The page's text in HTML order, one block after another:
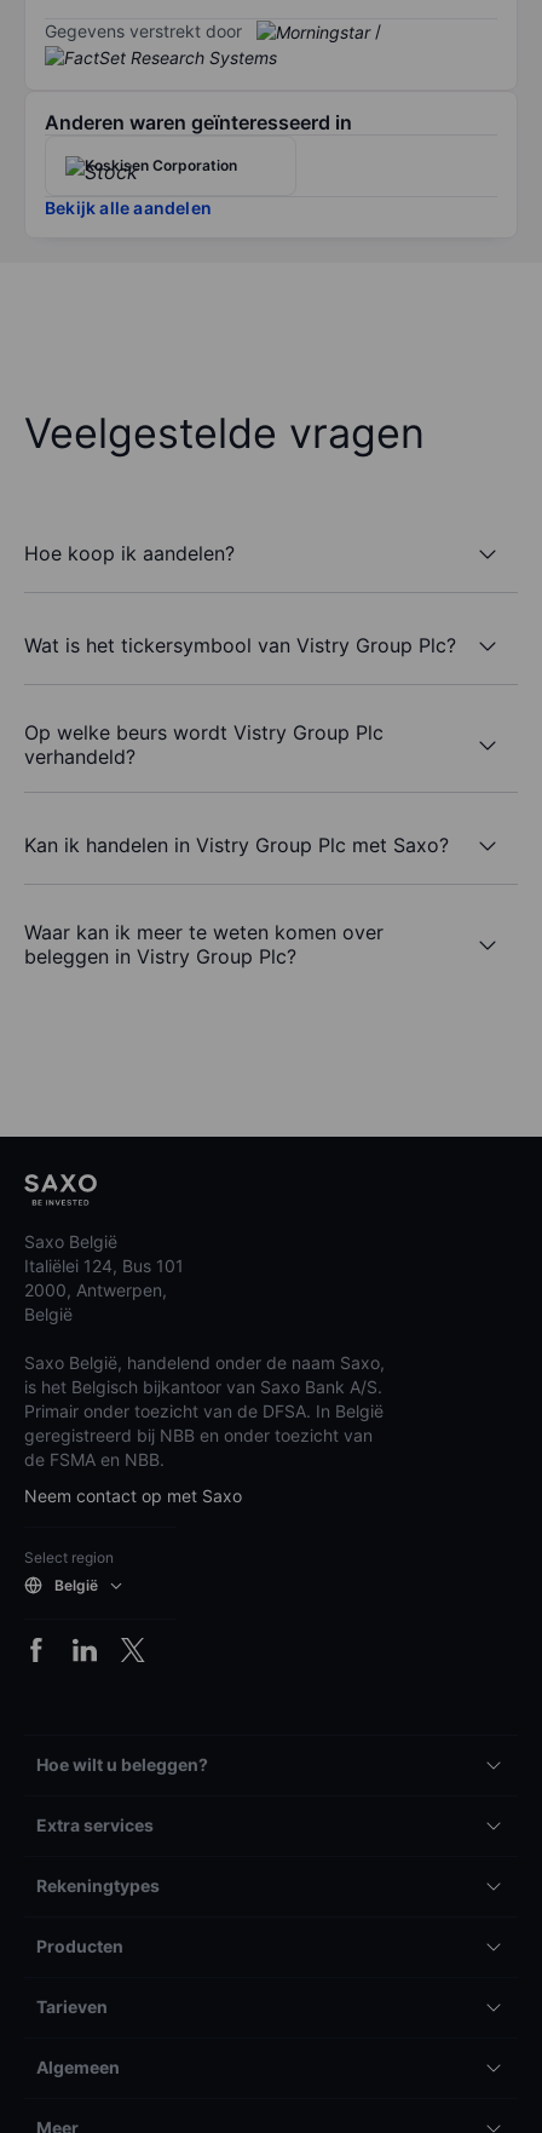
Gegevens verstrekt door /
Anderen waren geïnteresseerd in
Koskisen Corporation
Bekijk alle aandelen
Veelgestelde vragen
Hoe koop ik aandelen?
Wat is het tickersymbool van Vistry Group Plc?
Op welke beurs wordt Vistry Group Plc
verhandeld?
Kan ik handelen in Vistry Group Plc met Saxo?
Waar kan ik meer te weten komen over
beleggen in Vistry Group Plc?
Saxo België
Italiëlei 124, Bus 101
2000, Antwerpen,
België
Saxo België, handelend onder de naam Saxo,
is het Belgisch bijkantoor van Saxo Bank A/S.
Primair onder toezicht van de DFSA. In België
geregistreerd bij NBB en onder toezicht van
de FSMA en NBB.
Neem contact op met Saxo
Select region
België
Hoe wilt u beleggen?
Extra services
Rekeningtypes
Producten
Tarieven
Algemeen
Meer